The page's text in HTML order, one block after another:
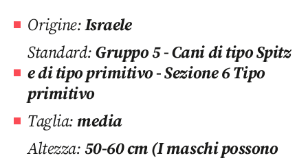
Origine:Israele
Standard:Gruppo 5 - Cani di tipo Spitz
e di tipo primitivo - Sezione 6 Tipo
primitivo
Taglia:media
Altezza:50-60 cm (I maschi possono